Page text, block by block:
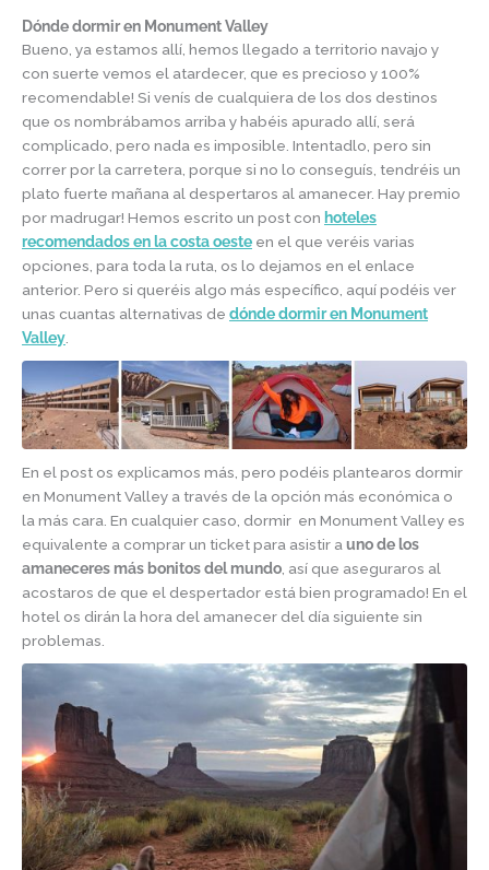
Dónde dormir en Monument Valley
Bueno, ya estamos allí, hemos llegado a territorio navajo y
con suerte vemos el atardecer, que es precioso y 100%
recomendable! Si venís de cualquiera de los dos destinos
que os nombrábamos arriba y habéis apurado allí, será
complicado, pero nada es imposible. Intentadlo, pero sin
correr por la carretera, porque si no lo conseguís, tendréis un
plato fuerte mañana al despertaros al amanecer. Hay premio
por madrugar! Hemos escrito un post con hoteles
recomendados en la costa oeste en el que veréis varias
opciones, para toda la ruta, os lo dejamos en el enlace
anterior. Pero si queréis algo más específico, aquí podéis ver
unas cuantas alternativas de dónde dormir en Monument
Valley
En el post os explicamos más, pero podéis plantearos dormir
en Monument Valley a través de la opción más económica o
la más cara. En cualquier caso, dormir en Monument Valley es
equivalente a comprar un ticket para asistir a uno de los
amaneceres más bonitos del mundo , así que aseguraros al
acostaros de que el despertador está bien programado! En el
hotel os dirán la hora del amanecer del día siguiente sin
problemas.